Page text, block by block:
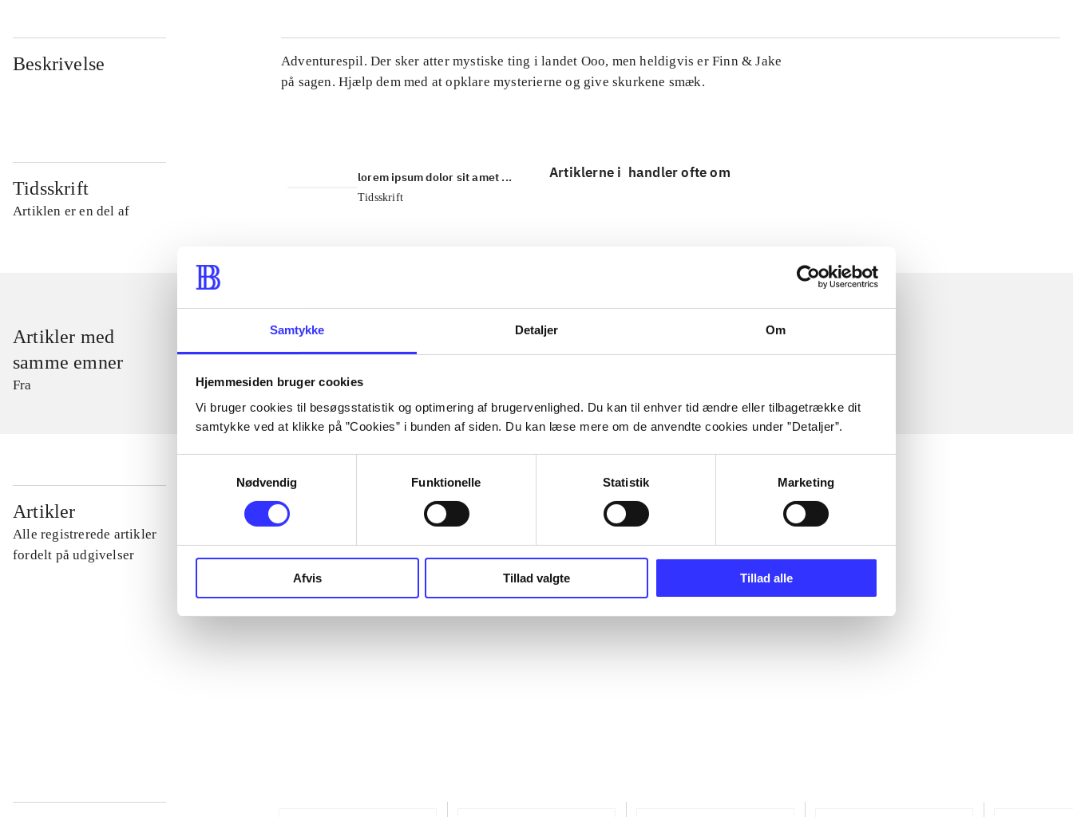
Samtykke Detaljer Om
Hjemmesiden bruger cookies
Vi bruger cookies til besøgsstatistik og optimering af brugervenlighed. Du kan til enhver tid ændre eller tilbagetrække dit
samtykke ved at klikke på ”Cookies” i bunden af siden. Du kan læse mere om de anvendte cookies under ”Detaljer”.
Nødvendig
Funktionelle Statistik Marketing
Afvis Tillad valgte Tillad alle
Beskrivelse
Adventurespil. Der sker atter mystiske ting i landet Ooo, men heldigvis er Finn & Jake
på sagen. Hjælp dem med at opklare mysterierne og give skurkene smæk.
Tidsskrift
Artiklen er en del af
lorem ipsum dolor sit amet ...
Tidsskrift
Artiklerne i handler ofte om
Artikler med
samme emner
Fra
Artikler
Alle registrerede artikler
fordelt på udgivelser
...